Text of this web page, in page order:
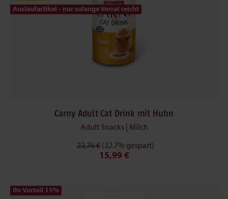
Auslaufartikel - nur solange Vorrat reicht
Carny Adult Cat Drink mit Huhn
Adult Snacks | Milch
23,76 € (32.7% gespart)
15,99 €
Ihr Vorteil 15%